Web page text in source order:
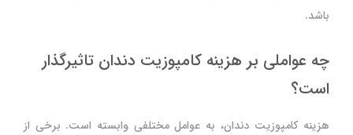
باشد.
چه عواملی بر هزینه کامپوزیت دندان تاثیرگذار
است؟
هزینه کامپوزیت دندان، به عوامل مختلفی وابسته است. برخی از